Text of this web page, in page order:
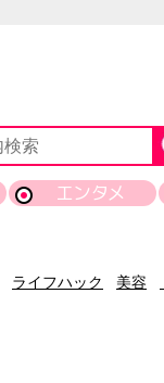
エンタメ
ライフハック 美容